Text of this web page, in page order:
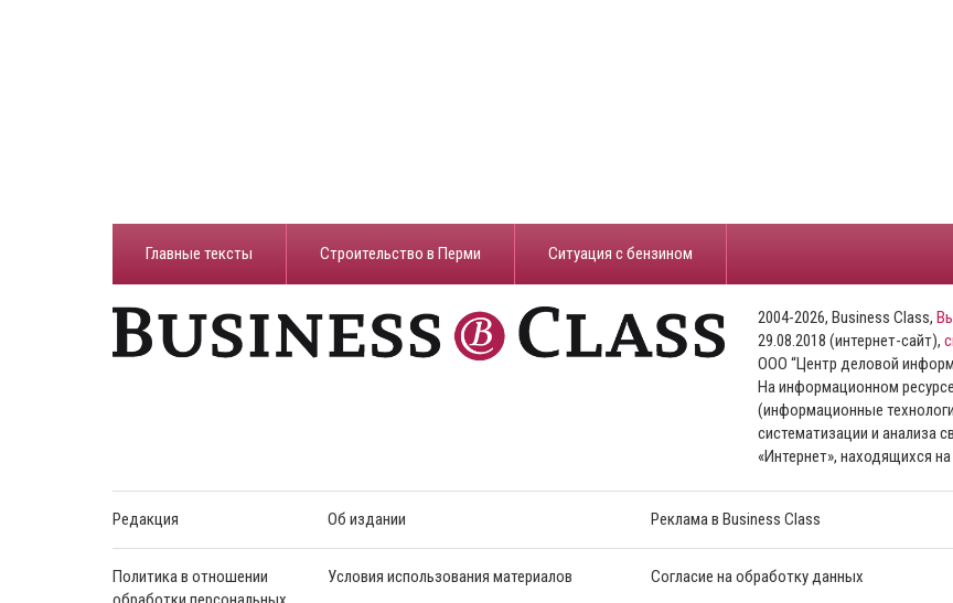
Главные тексты Строительство в Перми ​Ситуация с бензином
2004-2026, Business Class,
29.08.2018 (интернет-сайт),
ООО “Центр деловой
На информационном
(информационные
систематизации и анализа
«Интернет», находящихся
Редакция Об издании Реклама в Business Class
Политика в отношении
Условия использования материалов Согласие на обработку данных